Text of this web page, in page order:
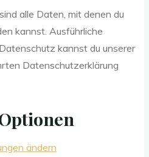
alle Daten, mit denen du
kannst. Ausführliche
kannst du unserer
Datenschutzerklärung
ändern